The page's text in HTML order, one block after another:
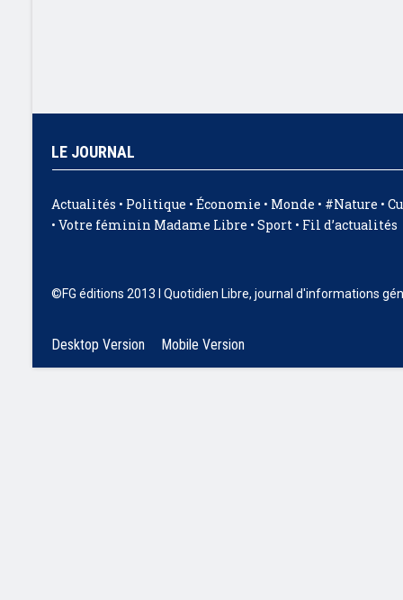
LE JOURNAL
Actualités • Politique •Économie • Monde • #Nature •
•Votre féminin Madame Libre •Sport • Fil d’actualités
©FG éditions 2013 I Quotidien Libre, journal d'informations
Desktop Version Mobile Version